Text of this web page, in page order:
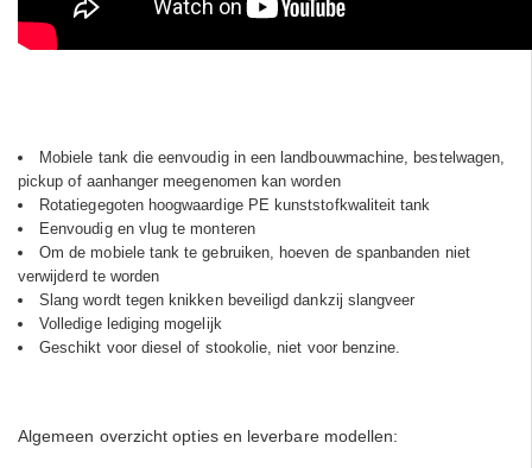
Mobiele tank die eenvoudig in een landbouwmachine, bestelwagen,
pickup of aanhanger meegenomen kan worden
Rotatiegegoten hoogwaardige PE kunststofkwaliteit tank
Eenvoudig en vlug te monteren
Om de mobiele tank te gebruiken, hoeven de spanbanden niet
verwijderd te worden
Slang wordt tegen knikken beveiligd dankzij slangveer
Volledige lediging mogelijk
Geschikt voor diesel of stookolie, niet voor benzine.
Algemeen overzicht opties en leverbare modellen: